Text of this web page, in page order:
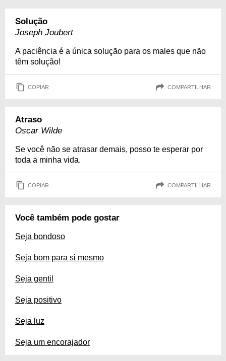
Solução
Joseph Joubert
A paciência é a única solução para os males que não
têm solução!
COPIAR COMPARTILHAR
Atraso
Oscar Wilde
Se você não se atrasar demais, posso te esperar por
toda a minha vida.
COPIAR COMPARTILHAR
Você também pode gostar
Seja bondoso
Seja bom para si mesmo
Seja gentil
Seja positivo
Seja luz
Seja um encorajador